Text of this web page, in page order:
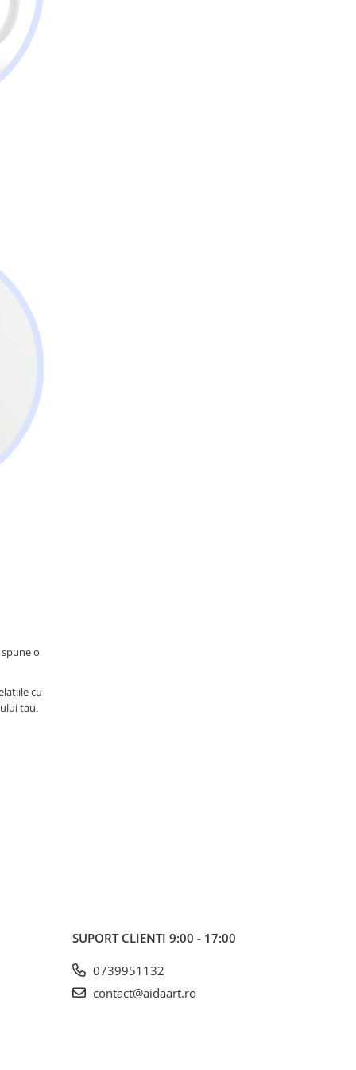
o
cu
tau.
SUPORT CLIENTI 9:00 - 17:00
0739951132
contact@aidaart.ro